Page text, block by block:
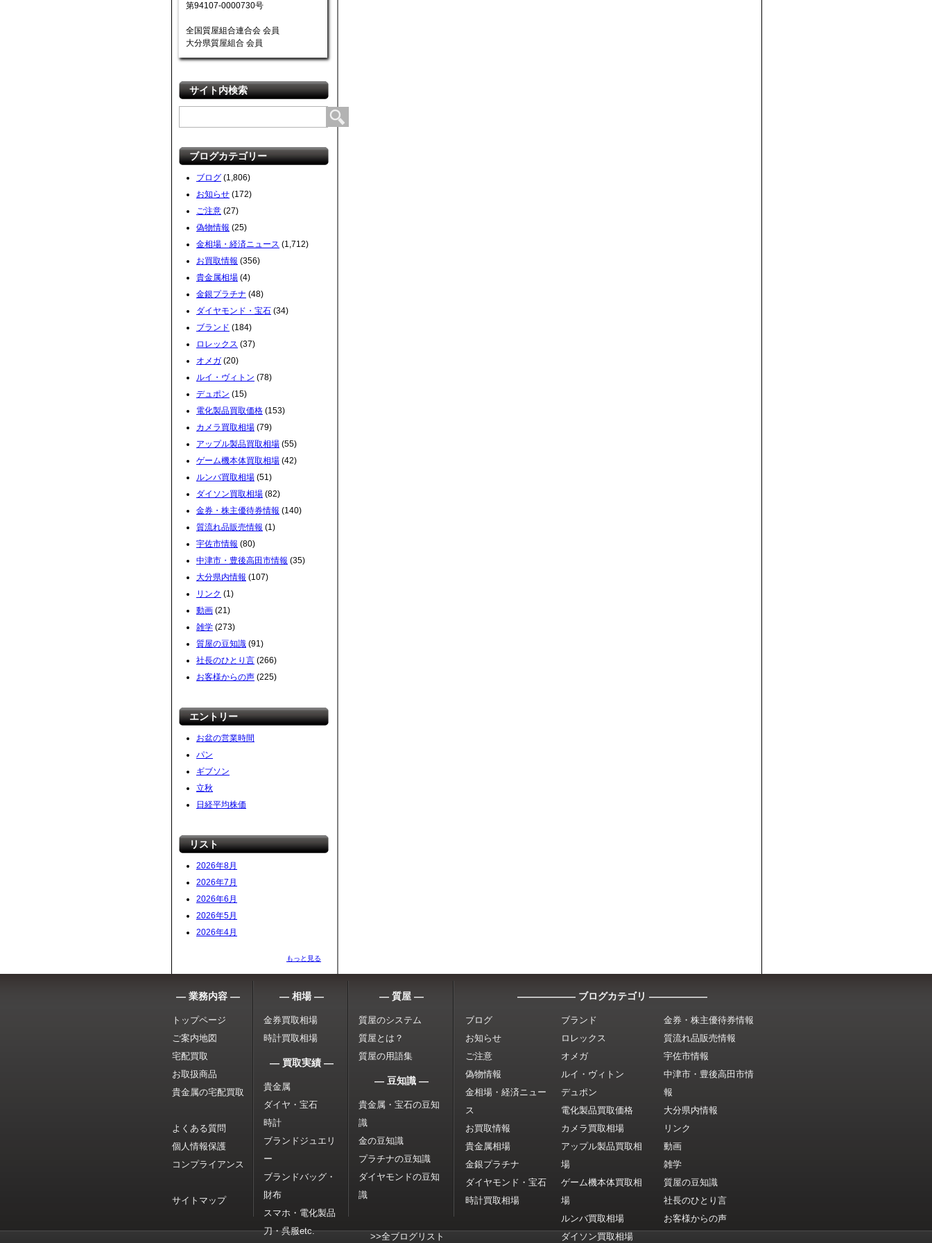
第94107-0000730号
全国質屋組合連合会 会員
大分県質屋組合 会員
サイト内検索
ブログカテゴリー
ブログ (1,806)
お知らせ (172)
ご注意 (27)
偽物情報 (25)
金相場・経済ニュース (1,712)
お買取情報 (356)
貴金属相場 (4)
金銀プラチナ (48)
ダイヤモンド・宝石 (34)
ブランド (184)
ロレックス (37)
オメガ (20)
ルイ・ヴィトン (78)
デュポン (15)
電化製品買取価格 (153)
カメラ買取相場 (79)
アップル製品買取相場 (55)
ゲーム機本体買取相場 (42)
ルンバ買取相場 (51)
ダイソン買取相場 (82)
金券・株主優待券情報 (140)
質流れ品販売情報 (1)
宇佐市情報 (80)
中津市・豊後高田市情報 (35)
大分県内情報 (107)
リンク (1)
動画 (21)
雑学 (273)
質屋の豆知識 (91)
社長のひとり言 (266)
お客様からの声 (225)
エントリー
お盆の営業時間
パン
ギブソン
立秋
日経平均株価
リスト
2026年8月
2026年7月
2026年6月
2026年5月
2026年4月
もっと見る
― 業務内容 ―
トップページ
ご案内地図
宅配買取
お取扱商品
貴金属の宅配買取
よくある質問
個人情報保護
コンプライアンス
サイトマップ
― 相場 ―
金券買取相場
時計買取相場
― 買取実績 ―
貴金属
ダイヤ・宝石
時計
ブランドジュエリ
ー
ブランドバッグ・
財布
スマホ・電化製品
刀・呉服etc.
― 質屋 ―
質屋のシステム
質屋とは？
質屋の用語集
― 豆知識 ―
貴金属・宝石の豆知
識
金の豆知識
プラチナの豆知識
ダイヤモンドの豆知
識
>>全ブログリスト
―――――― ブログカテゴリ ――――――
ブログ
お知らせ
ご注意
偽物情報
金相場・経済ニュー
ス
お買取情報
貴金属相場
金銀プラチナ
ダイヤモンド・宝石
時計買取相場
ブランド
ロレックス
オメガ
ルイ・ヴィトン
デュポン
電化製品買取価格
カメラ買取相場
アップル製品買取相
場
ゲーム機本体買取相
場
ルンバ買取相場
ダイソン買取相場
金券・株主優待券情報
質流れ品販売情報
宇佐市情報
中津市・豊後高田市情
報
大分県内情報
リンク
動画
雑学
質屋の豆知識
社長のひとり言
お客様からの声